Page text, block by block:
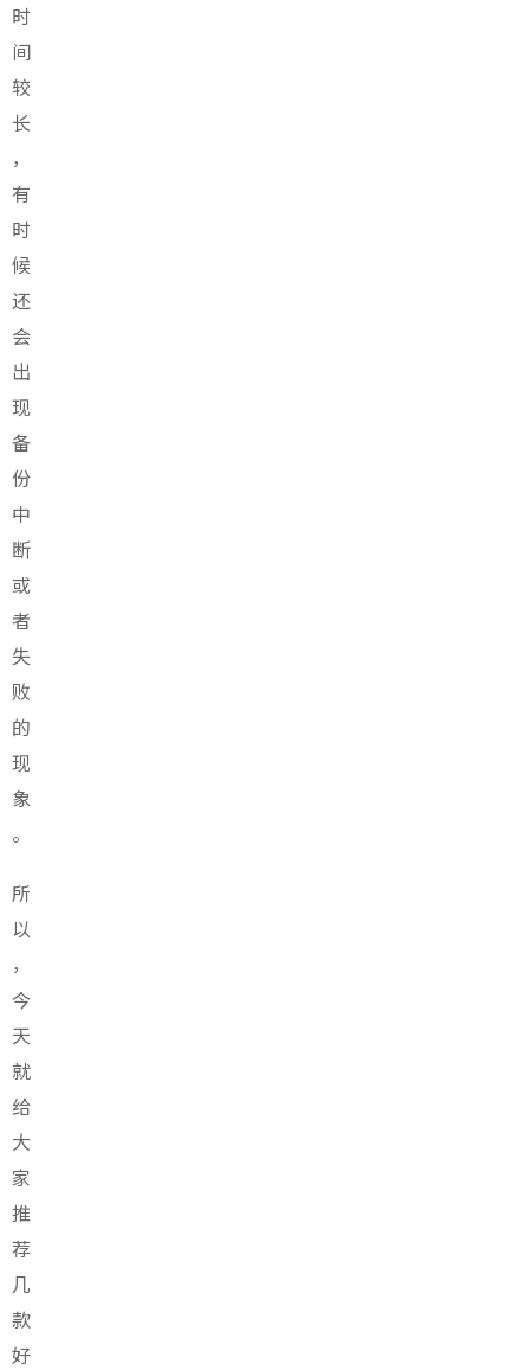
时
间
较
长
，
有
时
候
还
会
出
现
备
份
中
断
或
者
失
败
的
现
象
。
所
以
，
今
天
就
给
大
家
推
荐
几
款
好